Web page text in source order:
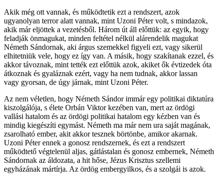
Akik még ott vannak, és működtetik ezt a rendszert, azok
ugyanolyan terror alatt vannak, mint Uzoni Péter volt, s mindazok,
akik már eljöttek a vezetésből. Három út áll előttük: az egyik, hogy
feladják önmagukat, minden feltétel nélkül alárendelik magukat
Németh Sándornak, aki árgus szemekkel figyeli ezt, vagy sikerül
elhitetniük vele, hogy ez így van. A másik, hogy szakítanak ezzel, és
akkor távoznak, mint tették ezt előttük azok, akiket ők évtizedek óta
átkoznak és gyaláznak ezért, vagy ha nem tudnak, akkor lassan
vagy gyorsan, de úgy járnak, mint Uzoni Péter.
Az nem véletlen, hogy Németh Sándor immár egy politikai diktatúra
kiszolgálója, s élete Orbán Viktor kezében van, mert az ördögi
vallási hatalom és az ördögi politikai hatalom egy kézben van és
mindig kiegészíti egymást. Németh ma már nem ura saját magának,
zsarolható ember, akit akkor tesznek börtönbe, amikor akarnak.
Uzoni Péter ennek a gonosz rendszernek, és ezt a rendszert
működtető végtelenül aljas, gátlástalan és gonosz embernek, Németh
Sándornak az áldozata, a hit hőse, Jézus Krisztus szellemi
egyházának mártírja. Az ördög embergyilkos, és a szolgái is azok.